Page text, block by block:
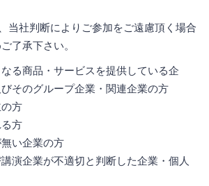
当社判断によりご参加をご遠慮頂く場合
了承下さい。
る商品・サービスを提供している企
そのグループ企業・関連企業の方
方
方
い企業の方
演企業が不適切と判断した企業・個人